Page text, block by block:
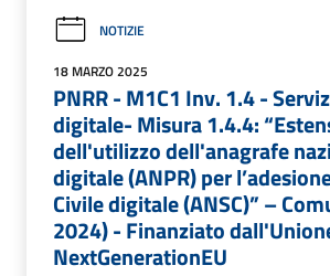
NOTIZIE
18 MARZO 2025
PNRR - M1C1 Inv. 1.4 -
digitale- Misura 1.4.4:
dell'utilizzo dell'anagrafe
digitale (ANPR) per
Civile digitale (ANSC)” –
2024) - Finanziato
NextGenerationEU